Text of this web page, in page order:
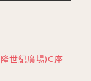
世紀廣場)C座